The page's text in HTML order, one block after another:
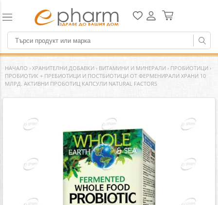
НАЧАЛО › ХРАНИТЕЛНИ ДОБАВКИ › ВИТАМИНИ И МИНЕРАЛИ › ПРОБИОТИЦИ ›
ПРОБИОТИК + ПРЕБИОТИЦИ И ПОСТБИОТИЦИ ОТ ФЕРМЕНИРАЛИ ХРАНИ 10
МЛРД. АКТИВНИ ПРОБОТИЦ КАПСУЛИ NATURAL FACTORS